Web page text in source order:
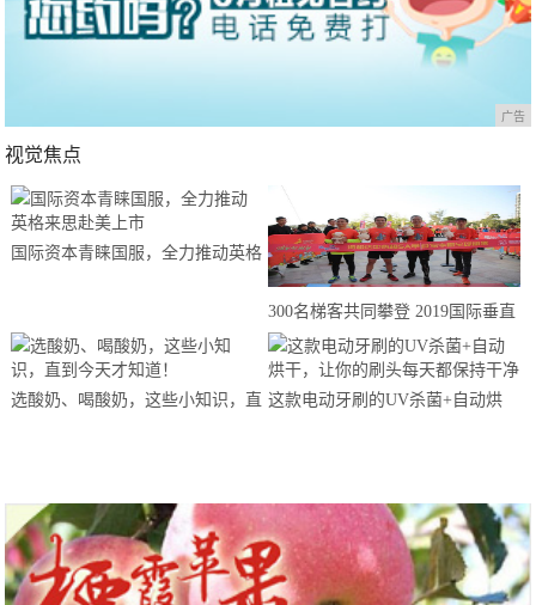
广告
视觉焦点
国际资本青睐国服，全力推动英格
300名梯客共同攀登 2019国际垂直
马拉松超级精英赛顺德海骏达中心
站欢乐开跑
选酸奶、喝酸奶，这些小知识，直 这款电动牙刷的UV杀菌+自动烘